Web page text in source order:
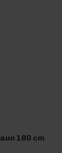
180 cm